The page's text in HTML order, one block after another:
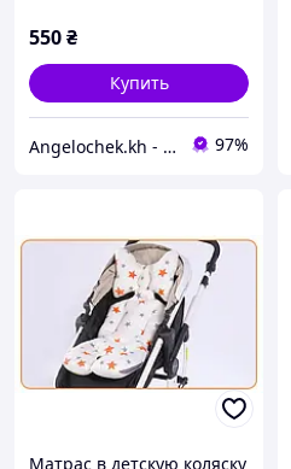
550₴
Купить
Angelochek.kh - интернет-магазин детских товаров и настольных игр 97%
Матрас в детскую коляску